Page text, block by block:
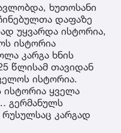
ხუთოსანი
დაფაზე
უყვარდა ისტორია,
ისტორია
კარგა ხნის
წლისამ თავიდან
ისტორია.
ყველა
გერმანულს
კარგად